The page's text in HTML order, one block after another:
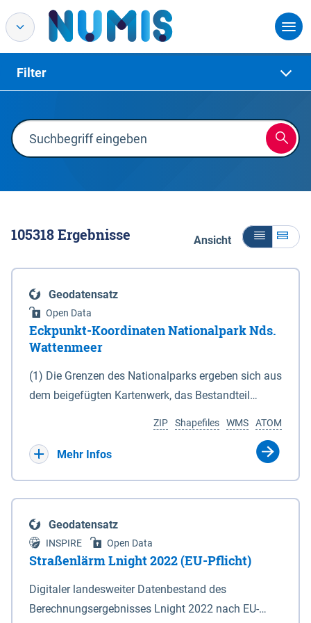
Filter
105318Ergebnisse Ansicht
Geodatensatz
Open Data
Eckpunkt-Koordinaten Nationalpark Nds.
Wattenmeer
(1) Die Grenzen des Nationalparks ergeben sich aus
dem beigefügten Kartenwerk, das Bestandteil
(DTK) im Maßstab 1 : 100 000 (Anlage 2), 2.
verkleinerte Amtliche Karte 1 : 5 000 (AK5) im
projizierte Koordinaten im Europäischen
Terrestrischen Referenzsystem 1989 (ETRS 89) mit
der Universalen Transversalen Mercator-Abbildung
bezogen auf die Zone 32 N (UTM 32N) dargestellt
(Anlage 4); Gleiches gilt für die geografischen
ATOM
WMS
Shapefiles
ZIP
Mehr Infos
Geodatensatz
INSPIRE Open Data
Straßenlärm Lnight 2022 (EU-Pflicht)
Digitaler landesweiter Datenbestand des
Berechnungsergebnisses Lnight 2022 nach EU-